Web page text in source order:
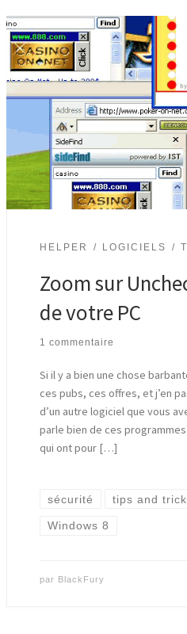
HELPER LOGICIELS
Zoom sur
de votre PC
1 commentaire
Si il y a bien une chose
ces pubs, ces offres, et j’en
d’un autre logiciel que vous
parle bien de ces
qui ont pour […]
sécurité tips and
Windows 8
par BlackFury